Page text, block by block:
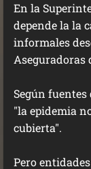
En la
depende la la
informales
Aseguradoras
Según fuentes
"la epidemia
cubierta".
Pero